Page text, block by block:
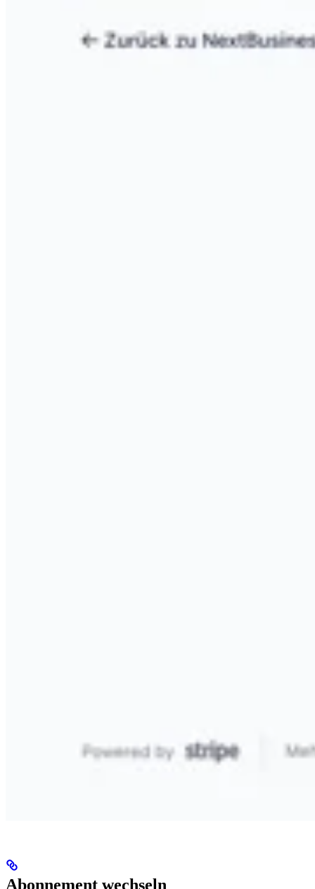
Abonnement wechseln